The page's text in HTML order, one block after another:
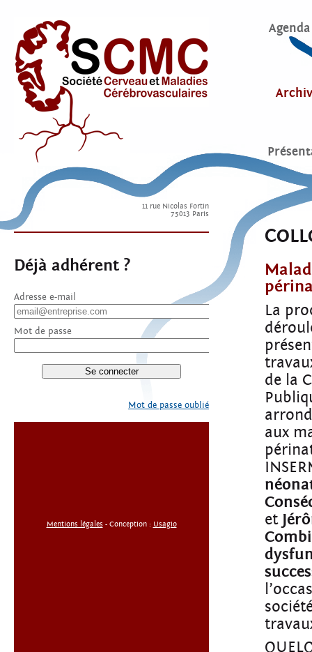
Agenda
11 rue Nicolas Fortin
75013 Paris
Déjà adhérent ?
Adresse e-mail
Mot de passe
Mot de passe oublié
Mentions légales - Conception : Usagio
La
de la
aux
et